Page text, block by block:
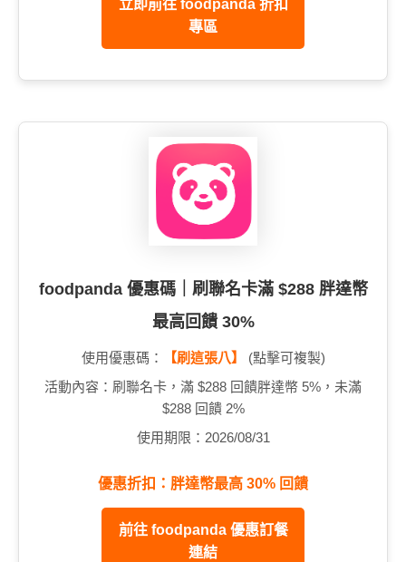
立即前往 foodpanda 折扣
專區
foodpanda 優惠碼｜刷聯名卡滿 $288 胖達幣
最高回饋 30%
使用優惠碼： 【刷這張八】
(點擊可複製)
活動內容：刷聯名卡，滿 $288 回饋胖達幣 5%，未滿
$288 回饋 2%
使用期限：2026/08/31
優惠折扣：胖達幣最高 30% 回饋
前往 foodpanda 優惠訂餐
連結